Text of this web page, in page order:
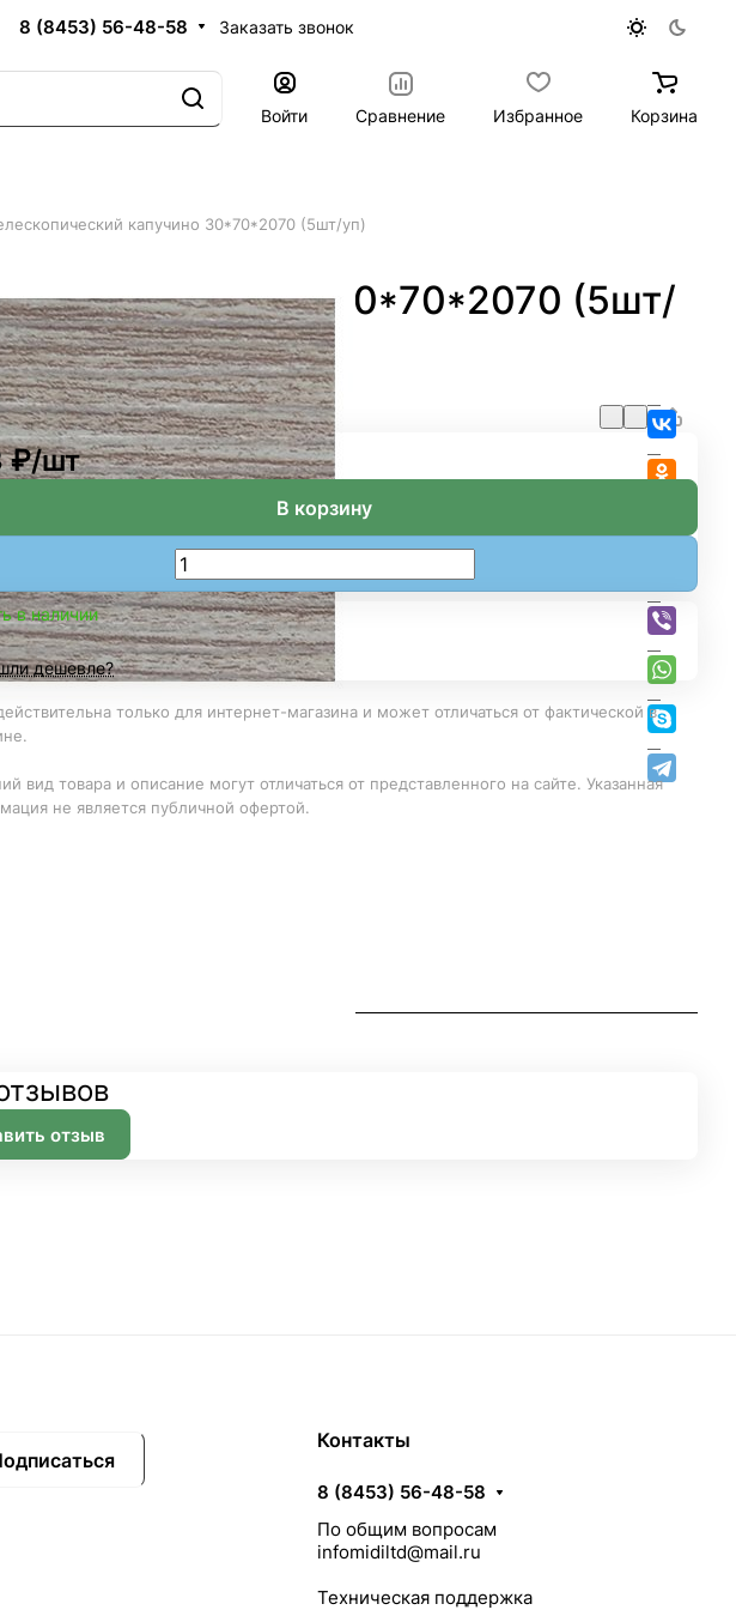
8 (8453) 56-48-58 Заказать звонок
Войти Сравнение Избранное Корзина
капучино 30*70*2070 (5шт/уп)
капучино 30*70*2070 (5шт/
₽/шт
В корзину
в наличии
дешевле?
только для интернет-магазина и может отличаться от фактической в
вид товара и описание могут отличаться от представленного на сайте. Указанная
не является публичной офертой.
отзыв
Контакты
8 (8453) 56-48-58
По общим вопросам
infomidiltd@mail.ru
Техническая поддержка